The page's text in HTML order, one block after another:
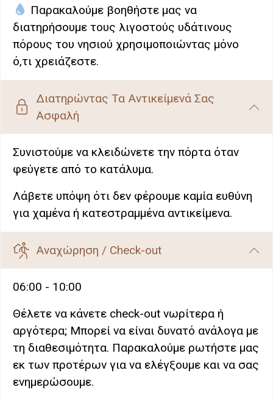
Παρακαλούμε βοηθήστε μας να
διατηρήσουμε τους λιγοστούς υδάτινους
πόρους του νησιού χρησιμοποιώντας μόνο
ό,τι χρειάζεστε.
Διατηρώντας Τα Αντικείμενά Σας
Ασφαλή
Συνιστούμε να κλειδώνετε την πόρτα όταν
φεύγετε από το κατάλυμα.
Λάβετε υπόψη ότι δεν φέρουμε καμία ευθύνη
για χαμένα ή κατεστραμμένα αντικείμενα.
Αναχώρηση / Check-out
06:00 - 10:00
Θέλετε να κάνετε check-out νωρίτερα ή
αργότερα; Μπορεί να είναι δυνατό ανάλογα με
τη διαθεσιμότητα. Παρακαλούμε ρωτήστε μας
εκ των προτέρων για να ελέγξουμε και να σας
ενημερώσουμε.